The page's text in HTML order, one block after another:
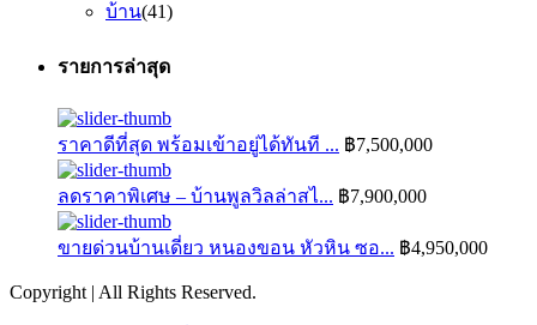
บ้าน(41)
รายการล่าสุด
ราคาดีที่สุด พร้อมเข้าอยู่ได้ทันที ... ฿7,500,000
ลดราคาพิเศษ – บ้านพูลวิลล่าสไ... ฿7,900,000
ขายด่วนบ้านเดี่ยว หนองขอน หัวหิน ซอ... ฿4,950,000
Copyright | All Rights Reserved.